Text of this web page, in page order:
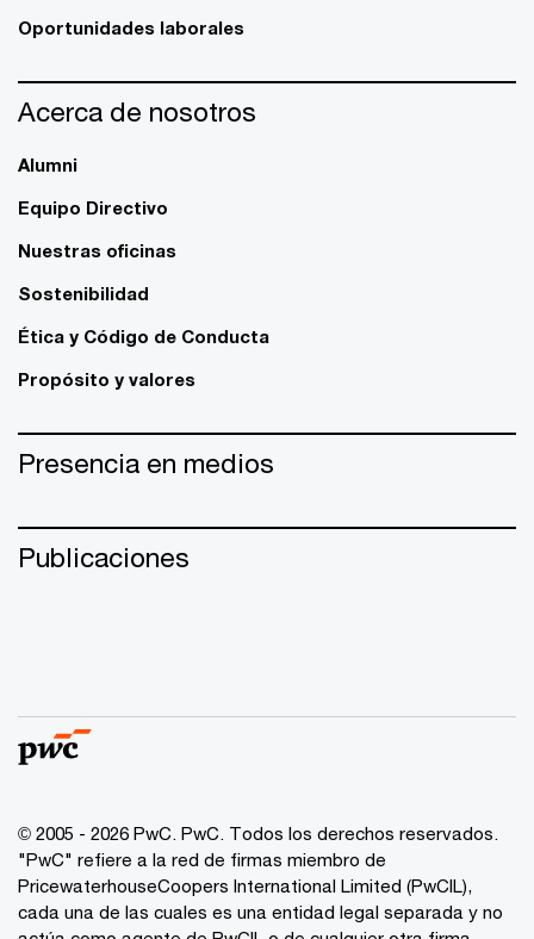
Oportunidades laborales
Acerca de nosotros
Alumni
Equipo Directivo
Nuestras oficinas
Sostenibilidad
Ética y Código de Conducta
Propósito y valores
Presencia en medios
Publicaciones
© 2005 - 2026 PwC. PwC. Todos los derechos reservados.
"PwC" refiere a la red de firmas miembro de
PricewaterhouseCoopers International Limited (PwCIL),
cada una de las cuales es una entidad legal separada y no